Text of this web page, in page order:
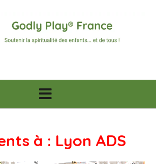
à : Lyon ADS